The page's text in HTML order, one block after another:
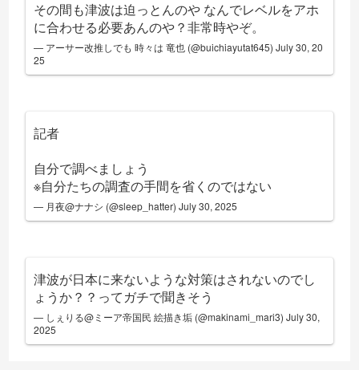
その間も津波は迫っとんのや なんでレベルをアホ
に合わせる必要あんのや？非常時やぞ。
— アーサー改推しでも 時々は 竜也 (@buichiayutat645)July 30, 20
25
記者
自分で調べましょう
※自分たちの調査の手間を省くのではない
— 月夜@ナナシ (@sleep_hatter)July 30, 2025
津波が日本に来ないような対策はされないのでし
ょうか？？ってガチで聞きそう
— しぇりる@ミーア帝国民 絵描き垢 (@makinami_mari3)July 30,
2025